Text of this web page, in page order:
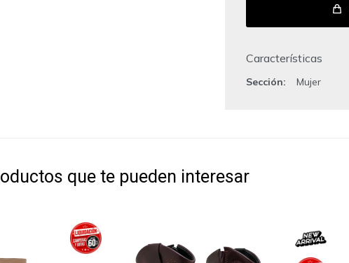
Características
Sección Mujer
que te pueden interesar